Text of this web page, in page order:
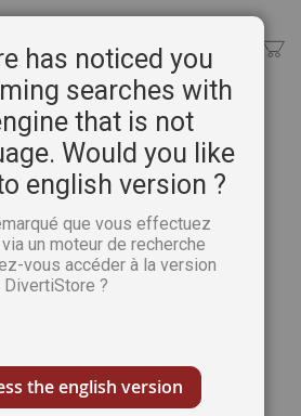
la maison
has noticed you
searches with
that is not
Would you like
english version ?
que vous effectuez
un moteur de recherche
vous accéder à la version
?
the english version